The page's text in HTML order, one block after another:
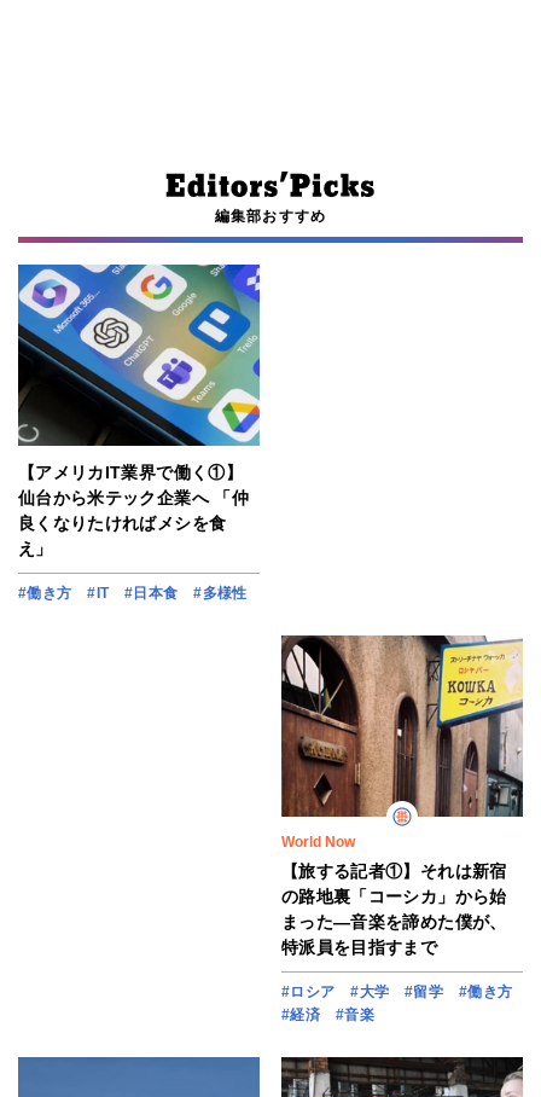
編集部おすすめ
【アメリカIT業界で働く①】
仙台から米テック企業へ 「仲
良くなりたければメシを食
え」
#働き方 #IT #日本食 #多様性
World Now
【旅する記者①】それは新宿
の路地裏「コーシカ」から始
まった―音楽を諦めた僕が、
特派員を目指すまで
#ロシア #大学 #留学
#働き方
#経済
#音楽